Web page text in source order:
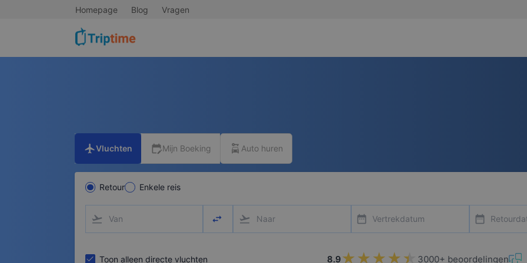
Homepage Blog Vragen
flightVluchten edit_calendarMijn Boeking car_rental Auto huren
Retour Enkele reis
flight_takeoff swap_horizontal
flight_takeoff date_range date_range
Toon alleen directe vluchten 8.9 ★★★★★
★★★★★ 3000+ beoordelingen